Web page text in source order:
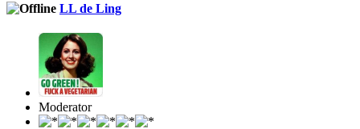
LL de Ling
Moderator